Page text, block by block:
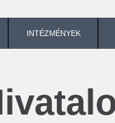
INTÉZMÉNYEK